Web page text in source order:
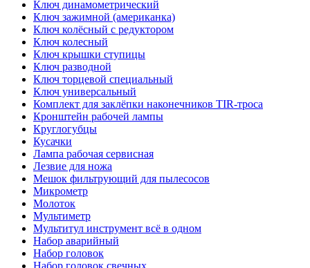
Ключ динамометрический
Ключ зажимной (американка)
Ключ колёсный с редуктором
Ключ колесный
Ключ крышки ступицы
Ключ разводной
Ключ торцевой специальный
Ключ универсальный
Комплект для заклёпки наконечников TIR-троса
Кронштейн рабочей лампы
Круглогубцы
Кусачки
Лампа рабочая сервисная
Лезвие для ножа
Мешок фильтрующий для пылесосов
Микрометр
Молоток
Мультиметр
Мультитул инструмент всё в одном
Набор аварийный
Набор головок
Набор головок свечных